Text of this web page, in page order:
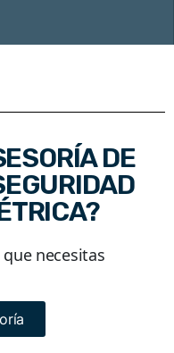
DE
necesitas